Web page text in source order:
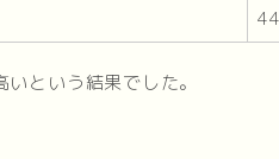
という結果でした。